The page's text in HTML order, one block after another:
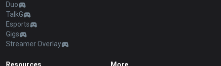
Duo
TalkG
Esports
Gigs
Streamer Overlay